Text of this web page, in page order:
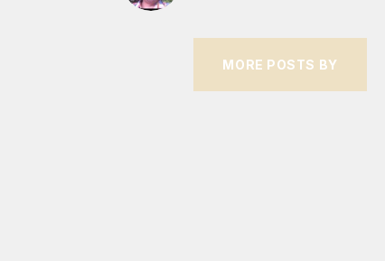
MORE POSTS BY